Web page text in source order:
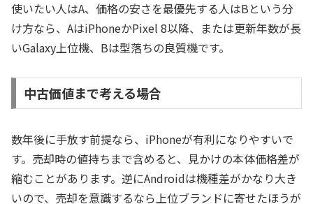
使いたい人はA、価格の安さを最優先する人はBという分
け方なら、AはiPhoneかPixel 8以降、または更新年数が長
いGalaxy上位機、Bは型落ちの良質機です。
中古価値まで考える場合
数年後に手放す前提なら、iPhoneが有利になりやすいで
す。売却時の値持ちまで含めると、見かけの本体価格差が
縮むことがあります。逆にAndroidは機種差がかなり大き
いので、売却を意識するなら上位ブランドに寄せたほうが